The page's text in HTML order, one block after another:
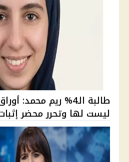
طالبة الـ4% ريم محمد:
ليست لها وتحرر محضر